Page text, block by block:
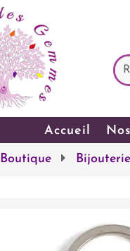
Accueil
Boutique Bijouterie